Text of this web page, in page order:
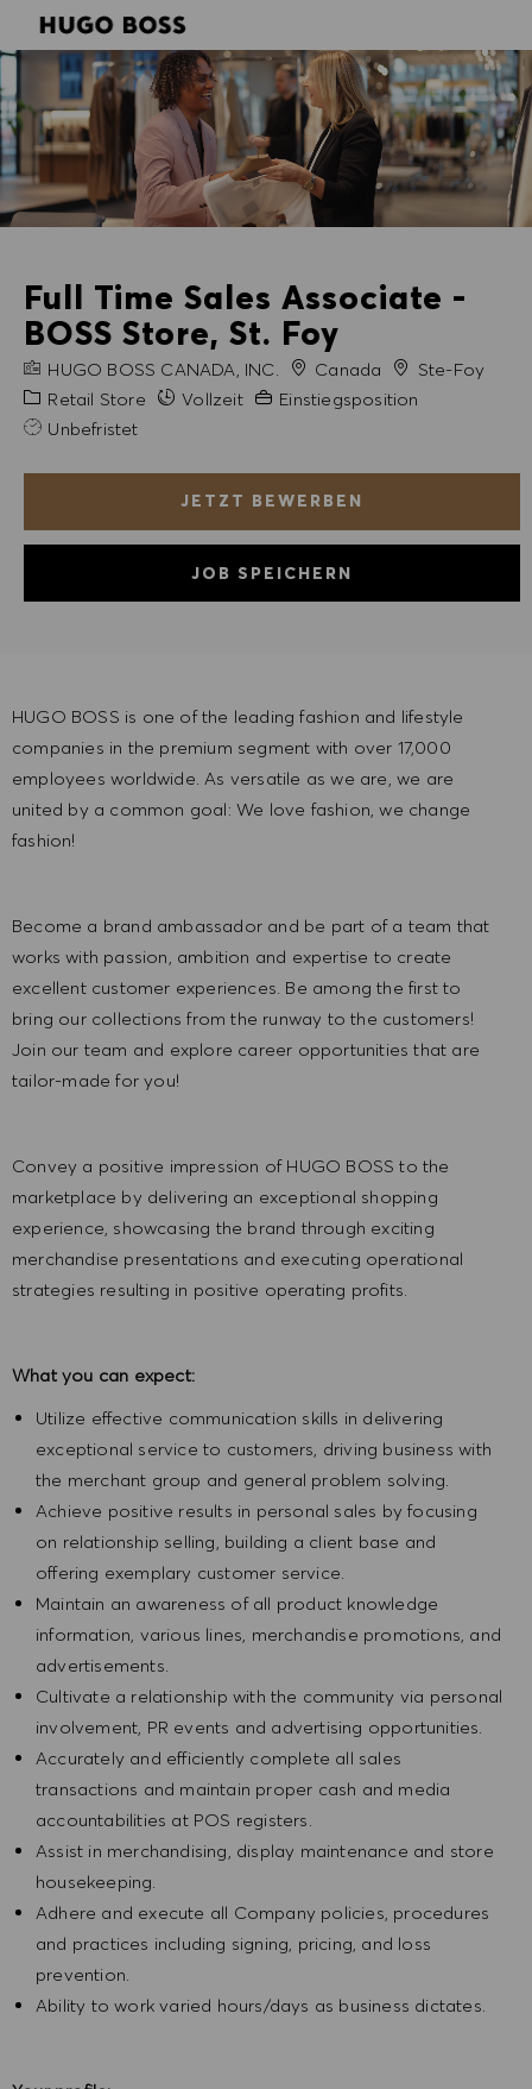
Full Time Sales Associate -
BOSS Store, St. Foy
FIRMENNAME
HUGO BOSS CANADA, INC. Canada StadtSte-Foy
Kategorie
Retail Store Vollzeit Erfahrung erforderlich
Einstiegsposition
Unbefristet
JETZT BEWERBEN
JOB SPEICHERN
HUGO BOSS is one of the leading fashion and lifestyle
companies in the premium segment with over 17,000
employees worldwide. As versatile as we are, we are
united by a common goal: We love fashion, we change
fashion!
Become a brand ambassador and be part of a team that
works with passion, ambition and expertise to create
excellent customer experiences. Be among the first to
bring our collections from the runway to the customers!
Join our team and explore career opportunities that are
tailor-made for you!
Convey a positive impression of HUGO BOSS to the
marketplace by delivering an exceptional shopping
experience, showcasing the brand through exciting
merchandise presentations and executing operational
strategies resulting in positive operating profits.
What you can expect:
Utilize effective communication skills in delivering
exceptional service to customers, driving business with
the merchant group and general problem solving.
Achieve positive results in personal sales by focusing
on relationship selling, building a client base and
offering exemplary customer service.
Maintain an awareness of all product knowledge
information, various lines, merchandise promotions, and
advertisements.
Cultivate a relationship with the community via personal
involvement, PR events and advertising opportunities.
Accurately and efficiently complete all sales
transactions and maintain proper cash and media
accountabilities at POS registers.
Assist in merchandising, display maintenance and store
housekeeping.
Adhere and execute all Company policies, procedures
and practices including signing, pricing, and loss
prevention.
Ability to work varied hours/days as business dictates.